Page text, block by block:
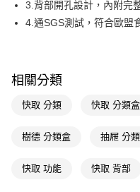
街口支付
【關於「AFTEE先享後付」】
AFTEE先享後付是「在收到商
１．簡單：不需註冊會員、不需
即享券
運送方式
3.背部開孔設計，內附完
4.通SGS測試，符合歐盟
相關分類
快取 分類 快取 分類盒
樹德 分類盒 抽屜 分類
快取 功能 快取 背部